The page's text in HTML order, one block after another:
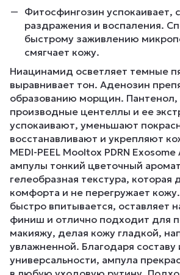
Фитосфингозин успокаивает,
раздражения и воспаления.
быстрому заживлению
смягчает кожу.
Ниацинамид осветляет темные
выравнивает тон. Аденозин
образованию морщин. Пантенол,
производные центеллы и ее
успокаивают, уменьшают
восстанавливают и укрепляют
MEDI-PEEL Mooltox PDRN
ампулы тонкий цветочный
гелеобразная текстура,
комфорта и не перегружает
быстро впитывается, оставляет
финиш и отлично подходит для
макияжу, делая кожу гладкой,
увлажненной. Благодаря составу
универсальности, ампула